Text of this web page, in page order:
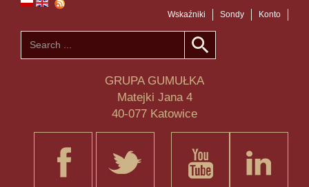
Wskaźniki Sondy Konto
GRUPA GUMUŁKA
Matejki Jana 4
40-077 Katowice